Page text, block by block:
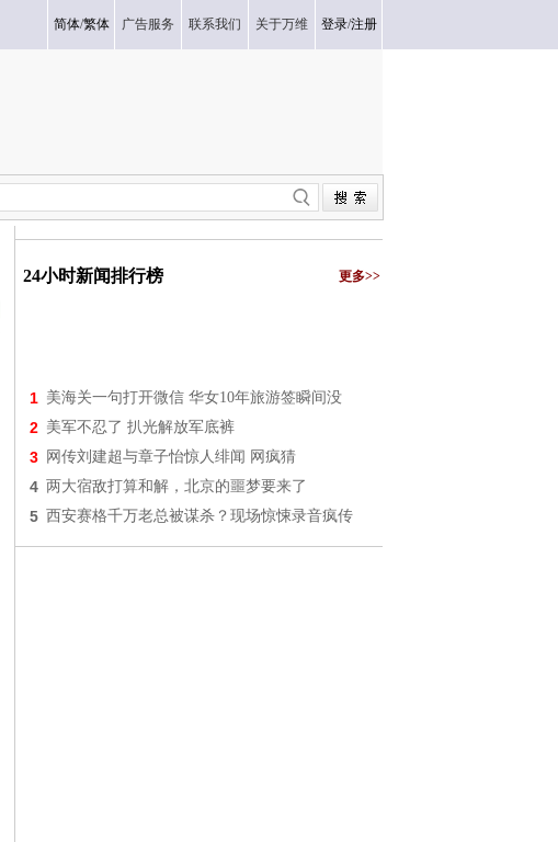
简体/繁体 广告服务 联系我们 关于万维 登录/注册
24小时新闻排行榜 更多>>
1 美海关一句打开微信 华女10年旅游签瞬间没
2 美军不忍了 扒光解放军底裤
3 网传刘建超与章子怡惊人绯闻 网疯猜
4 两大宿敌打算和解，北京的噩梦要来了
5 西安赛格千万老总被谋杀？现场惊悚录音疯传